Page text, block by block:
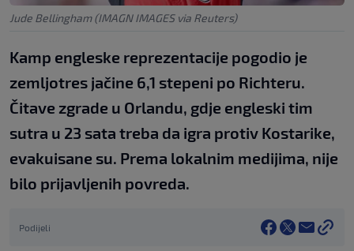
Jude Bellingham (IMAGN IMAGES via Reuters)
Kamp engleske reprezentacije pogodio je
zemljotres jačine 6,1 stepeni po Richteru.
Čitave zgrade u Orlandu, gdje engleski tim
sutra u 23 sata treba da igra protiv Kostarike,
evakuisane su. Prema lokalnim medijima, nije
bilo prijavljenih povreda.
Podijeli